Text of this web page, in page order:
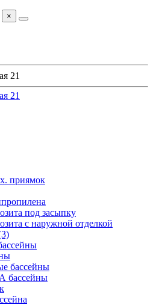
×
21
21
приямок
под засыпку
с наружной отделкой
бассейны
бассейны